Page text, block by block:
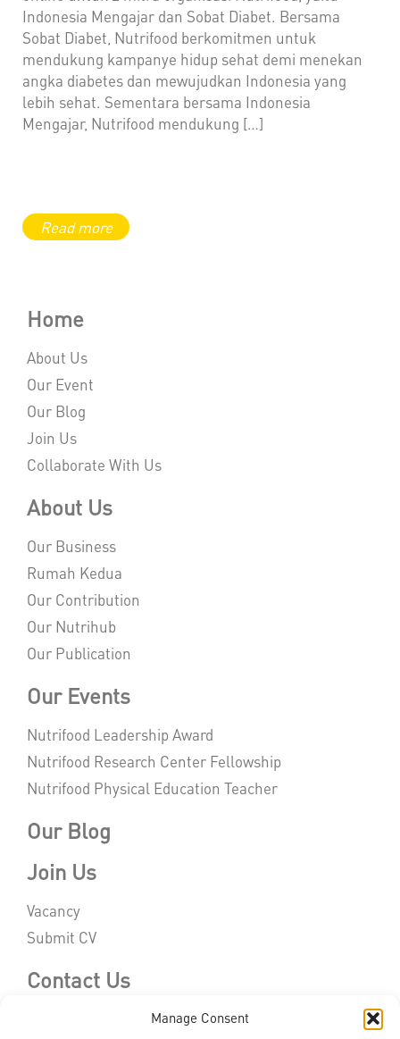
Manage Consent
Indonesia Mengajar dan Sobat Diabet. Bersama
Sobat Diabet, Nutrifood berkomitmen untuk
mendukung kampanye hidup sehat demi menekan
angka diabetes dan mewujudkan Indonesia yang
lebih sehat. Sementara bersama Indonesia
Mengajar, Nutrifood mendukung […]
Home
About Us
Our Event
Our Blog
Join Us
Collaborate With Us
About Us
Our Business
Rumah Kedua
Our Contribution
Our Nutrihub
Our Publication
Our Events
Nutrifood Leadership Award
Nutrifood Research Center Fellowship
Nutrifood Physical Education Teacher
Our Blog
Join Us
Vacancy
Submit CV
Contact Us